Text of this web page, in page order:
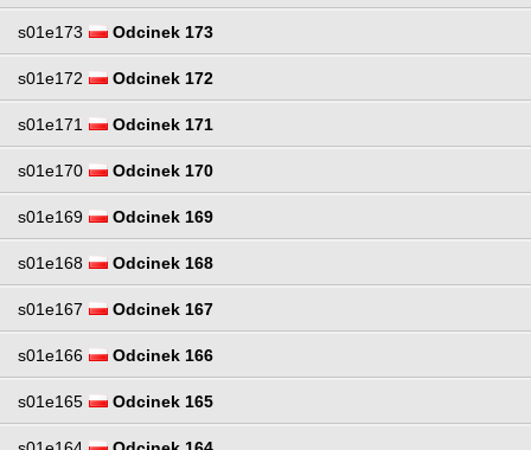
s01e173 Odcinek 173
s01e172 Odcinek 172
s01e171 Odcinek 171
s01e170 Odcinek 170
s01e169 Odcinek 169
s01e168 Odcinek 168
s01e167 Odcinek 167
s01e166 Odcinek 166
s01e165 Odcinek 165